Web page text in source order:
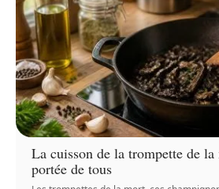
La cuisson de la trompette de
portée de tous